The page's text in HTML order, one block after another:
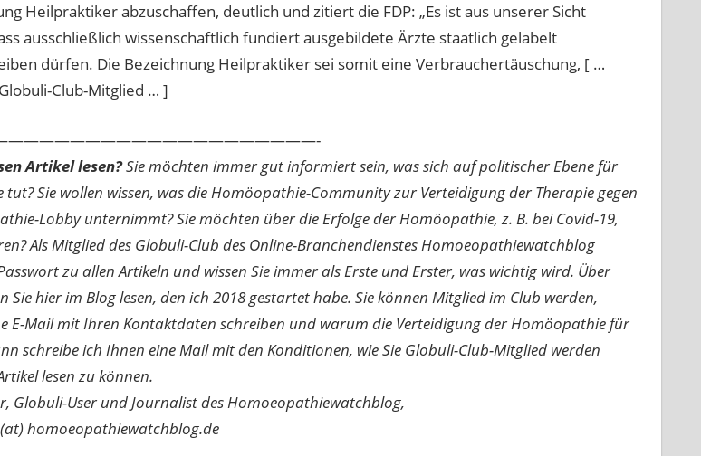
Heilpraktiker abzuschaffen, deutlich und zitiert die FDP: „Es ist aus unserer Sicht
ausschließlich wissenschaftlich fundiert ausgebildete Ärzte staatlich gelabelt
dürfen. Die Bezeichnung Heilpraktiker sei somit eine Verbrauchertäuschung, [ …
Club-Mitglied … ]
Artikel lesen?Sie möchten immer gut informiert sein, was sich auf politischer Ebene für
Sie wollen wissen, was die Homöopathie-Community zur Verteidigung der Therapie gegen
Lobby unternimmt? Sie möchten über die Erfolge der Homöopathie, z. B. bei Covid-19,
Als Mitglied des Globuli-Club des Online-Branchendienstes Homoeopathiewatchblog
zu allen Artikeln und wissen Sie immer als Erste und Erster, was wichtig wird. Über
Sie hier im Blog lesen, den ich 2018 gestartet habe. Sie können Mitglied im Club werden,
E-Mail mit Ihren Kontaktdaten schreiben und warum die Verteidigung der Homöopathie für
schreibe ich Ihnen eine Mail mit den Konditionen, wie Sie Globuli-Club-Mitglied werden
lesen zu können.
Globuli-User und Journalist des Homoeopathiewatchblog,
homoeopathiewatchblog.de